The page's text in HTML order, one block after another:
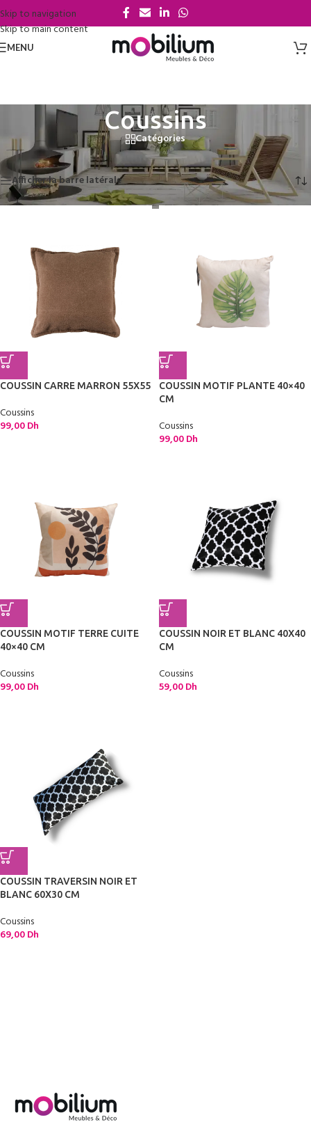
Skip to navigation
Skip to main content
MENU
Coussins
Catégories
Accueil/Espace déco/Coussins
5 résultats affichés
Afficher la barre latérale
COUSSIN CARRE MARRON 55X55
Coussins
99,00Dh
COUSSIN MOTIF PLANTE 40×40
CM
Coussins
99,00Dh
COUSSIN MOTIF TERRE CUITE
40×40 CM
Coussins
99,00Dh
COUSSIN NOIR ET BLANC 40X40
CM
Coussins
59,00Dh
COUSSIN TRAVERSIN NOIR ET
BLANC 60X30 CM
Coussins
69,00Dh